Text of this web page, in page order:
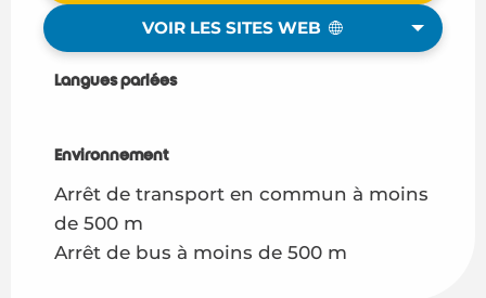
VOIR LES SITES WEB
Langues parlées
Langues parlées
Environnement
Environnement
Arrêt de transport en commun à moins
de 500 m
Arrêt de bus à moins de 500 m